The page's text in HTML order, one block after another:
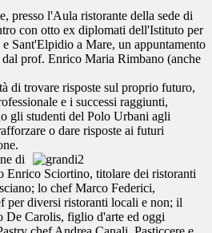
presso l'Aula ristorante della sede di
con otto ex diplomati dell'Istituto per
Sant'Elpidio a Mare, un appuntamento
prof. Enrico Maria Rimbano (anche
di trovare risposte sul proprio futuro,
e i successi raggiunti,
gli studenti del Polo Urbani agli
o dare risposte ai futuri
di
Enrico Sciortino, titolare dei ristoranti
lo chefMarco Federici,
per diversi ristoranti locali e non; il
De Carolis, figlio d'arte ed oggi